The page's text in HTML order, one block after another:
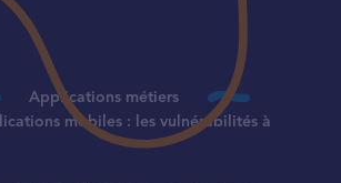
Applications métiers
mobiles : les vulnérabilités à